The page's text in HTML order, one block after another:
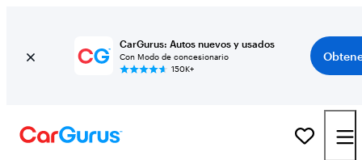
CarGurus: Autos nuevos y usados
Con Modo de concesionario
150K+